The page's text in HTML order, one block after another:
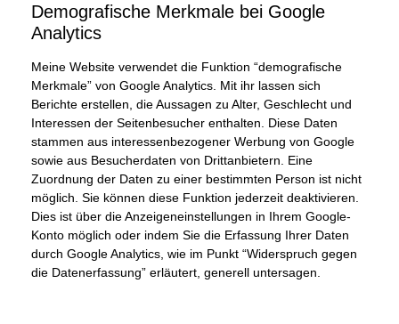
Demografische Merkmale bei Google
Analytics
Meine Website verwendet die Funktion “demografische
Merkmale” von Google Analytics. Mit ihr lassen sich
Berichte erstellen, die Aussagen zu Alter, Geschlecht und
Interessen der Seitenbesucher enthalten. Diese Daten
stammen aus interessenbezogener Werbung von Google
sowie aus Besucherdaten von Drittanbietern. Eine
Zuordnung der Daten zu einer bestimmten Person ist nicht
möglich. Sie können diese Funktion jederzeit deaktivieren.
Dies ist über die Anzeigeneinstellungen in Ihrem Google-
Konto möglich oder indem Sie die Erfassung Ihrer Daten
durch Google Analytics, wie im Punkt “Widerspruch gegen
die Datenerfassung” erläutert, generell untersagen.